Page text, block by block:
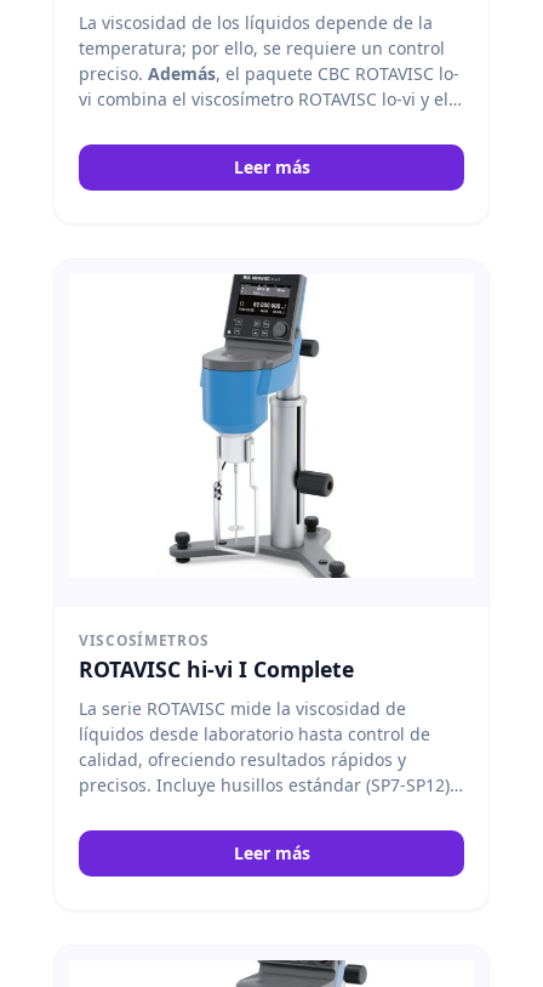
La viscosidad de los líquidos depende de la
temperatura; por ello, se requiere un control
preciso. Además, el paquete CBC ROTAVISC lo-
vi combina el viscosímetro ROTAVISC lo-vi y el
mediciones directas y fiables en condiciones
controladas. IKA
Leer más
VISCOSÍMETROS
ROTAVISC hi-vi I Complete
La serie ROTAVISC mide la viscosidad de
líquidos desde laboratorio hasta control de
calidad, ofreciendo resultados rápidos y
precisos. Incluye husillos estándar (SP7-SP12),
soporte ROTASTAND. IKA
Leer más